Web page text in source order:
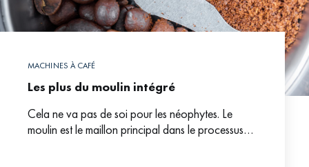
MACHINES À CAFÉ
Les plus du moulin intégré
Cela ne va pas de soi pour les néophytes. Le
moulin est le maillon principal dans le processus